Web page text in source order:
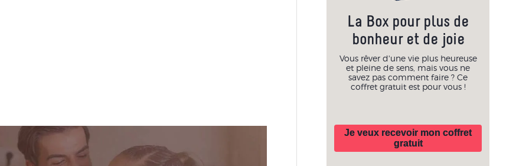
La Box pour plus de
bonheur et de joie
Vous rêver d'une vie plus heureuse
et pleine de sens, mais vous ne
savez pas comment faire ? Ce
coffret gratuit est pour vous !
Je veux recevoir mon coffret
gratuit